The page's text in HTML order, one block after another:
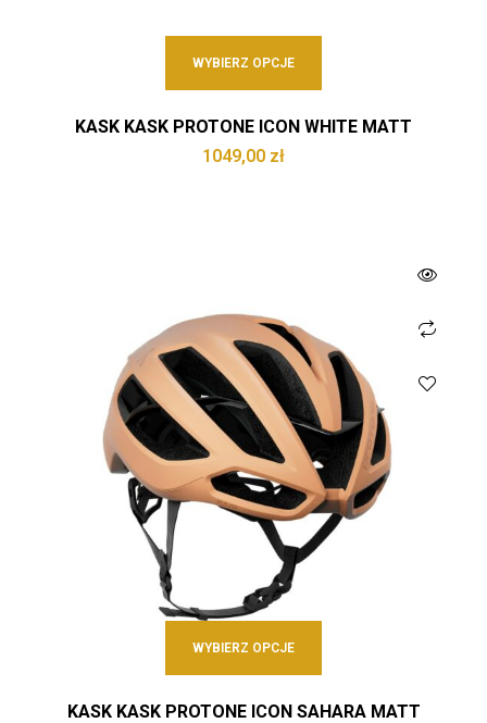
WYBIERZ OPCJE
KASK KASK PROTONE ICON WHITE MATT
1049,00 zł
WYBIERZ OPCJE
KASK KASK PROTONE ICON SAHARA MATT